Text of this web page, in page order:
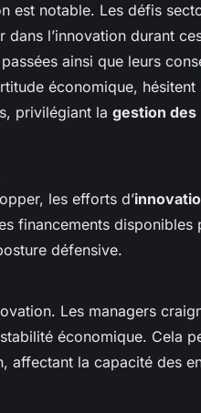
est notable. Les défis
l’innovation durant
ainsi que leurs
économique, hésitent
privilégiant la gestion des
les efforts d’
financements disponibles
défensive.
Les managers
économique. Cela
affectant la capacité des